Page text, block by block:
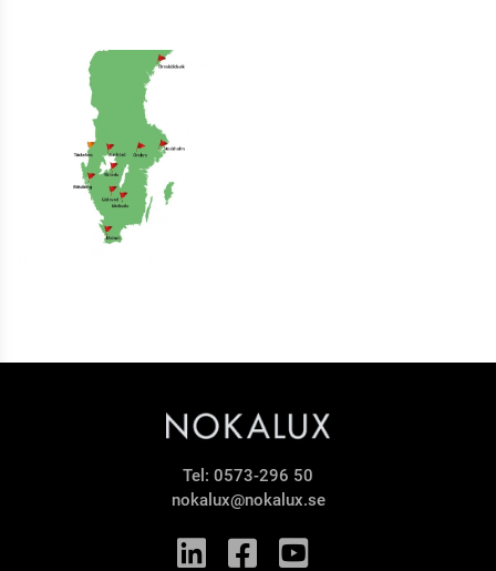
Tel: 0573-296 50
nokalux@nokalux.se